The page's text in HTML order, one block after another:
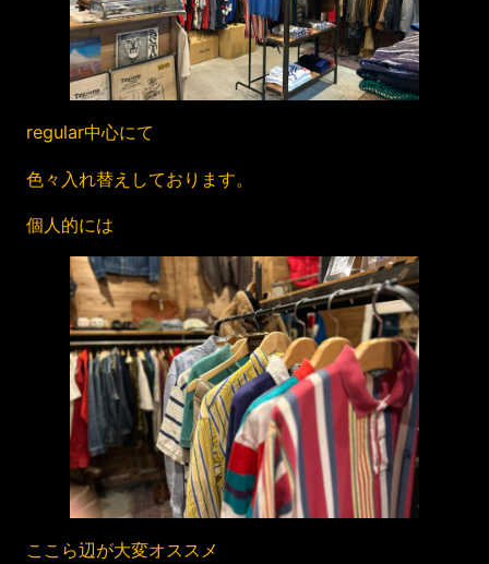
regular中心にて
色々入れ替えしております。
個人的には
ここら辺が大変オススメ